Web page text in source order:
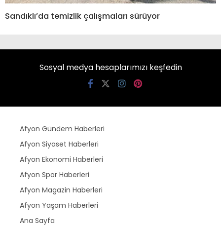
Sandıklı’da temizlik çalışmaları sürüyor
Sosyal medya hesaplarımızı keşfedin
Afyon Gündem Haberleri
Afyon Siyaset Haberleri
Afyon Ekonomi Haberleri
Afyon Spor Haberleri
Afyon Magazin Haberleri
Afyon Yaşam Haberleri
Ana Sayfa